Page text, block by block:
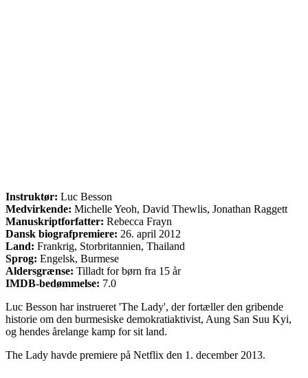
Instruktør: Luc Besson
Medvirkende: Michelle Yeoh, David Thewlis, Jonathan Raggett
Manuskriptforfatter: Rebecca Frayn
Dansk biografpremiere: 26. april 2012
Land: Frankrig, Storbritannien, Thailand
Sprog: Engelsk, Burmese
Aldersgrænse: Tilladt for børn fra 15 år
IMDB-bedømmelse: 7.0
Luc Besson har instrueret 'The Lady', der fortæller den gribende
historie om den burmesiske demokratiaktivist, Aung San Suu Kyi,
og hendes årelange kamp for sit land.
The Lady havde premiere på Netflix den 1. december 2013.